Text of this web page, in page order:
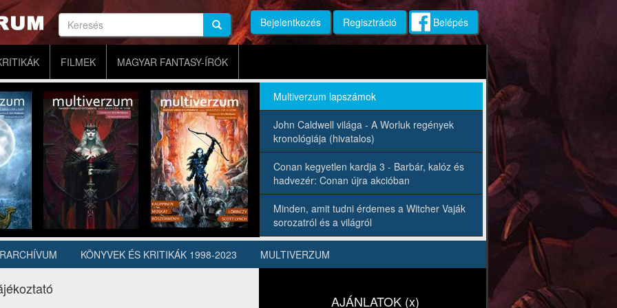
Keresés
Keresés Keresés Bejelentkezés Regisztráció Belépés
FILMEK MAGYAR FANTASY-ÍRÓK
Multiverzum lapszámok
John Caldwell világa - A Worluk regények
kronológiája (hivatalos)
Conan kegyetlen kardja 3 - Barbár, kalóz és
hadvezér: Conan újra akcióban
Minden, amit tudni érdemes a Witcher Vaják
sorozatról és a világról
KÖNYVEK ÉS KRITIKÁK 1998-2023 MULTIVERZUM
AJÁNLATOK (x)